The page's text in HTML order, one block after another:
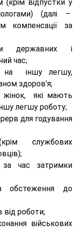
(крім відпустки у
(далі –
компенсації за
державних і
час;
на іншу легшу,
здоров'я;
жінок, які мають
легшу роботу;
для годування
службових
час затримки
обстеження до
від роботи;
військових